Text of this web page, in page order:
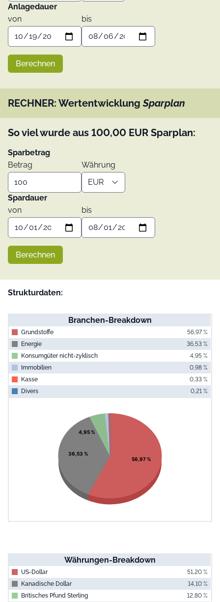
Anlagedauer
von
bis
Berechnen
RECHNER: WertentwicklungSparplan
So viel wurde aus 100,00 EUR Sparplan:
Sparbetrag
Betrag
Währung
Spardauer
von
bis
Berechnen
Strukturdaten:
Branchen-Breakdown
Grundstoffe
56,97 %
Energie
36,53 %
Konsumgüter nicht-zyklisch
4,95 %
Immobilien
0,98 %
Kasse
0,33 %
Divers
0,21 %
Pie chart with 6 slices.
View as data table, Chart
56,97 %
36,53 %
4,95 %
Währungen-Breakdown
US-Dollar
51,20 %
Kanadische Dollar
14,10 %
Britisches Pfund Sterling
12,80 %